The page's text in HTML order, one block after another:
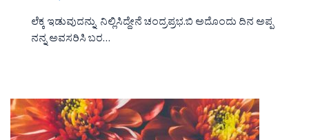
ಲೆಕ್ಕ ಇಡುವುದನ್ನು ನಿಲ್ಲಿಸಿದ್ದೇನೆ ಚಂದ್ರಪ್ರಭ.ಬಿ ಅದೊಂದು ದಿನ ಅಪ್ಪ
ನನ್ನ ಅವಸರಿಸಿ ಬರ…